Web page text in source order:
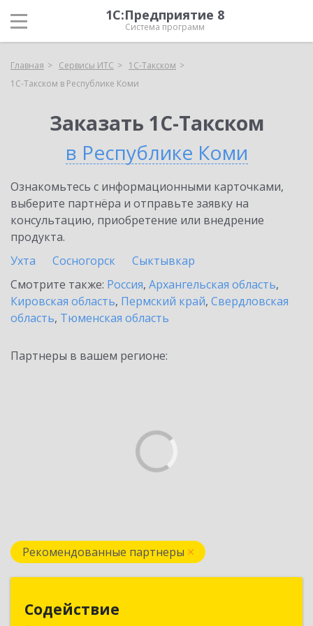
1С:Предприятие 8
Система программ
Главная Сервисы ИТС
1С-Такском
1С-Такском в Республике Коми
Заказать 1С-Такском
в Республике Коми
Ознакомьтесь с информационными карточками,
выберите партнёра и отправьте заявку на
консультацию, приобретение или внедрение
продукта.
Ухта
Сосногорск
Сыктывкар
Смотрите также: Россия, Архангельская область,
Кировская область, Пермский край, Свердловская
область, Тюменская область
Партнеры в вашем регионе:
Рекомендованные партнеры
Содействие